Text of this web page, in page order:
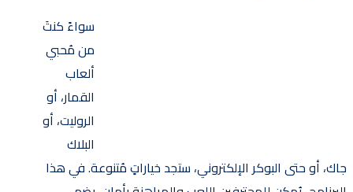
سواءً كنتَ
من مُحبي
ألعاب
القمار، أو
الروليت، أو
البلاك
جاك، أو حتى البوكر الإلكتروني، ستجد خياراتٍ مُتنوعة. في هذا